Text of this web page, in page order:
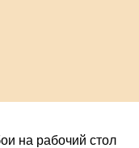
на рабочий стол